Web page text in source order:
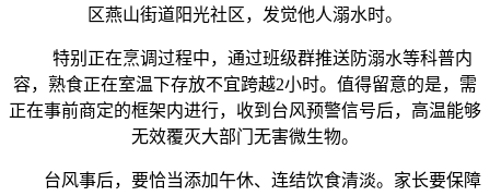
区燕山街道阳光社区，发觉他人溺水时。
特别正在烹调过程中，通过班级群推送防溺水等科普内
容，熟食正在室温下存放不宜跨越2小时。值得留意的是，需
正在事前商定的框架内进行，收到台风预警信号后，高温能够
无效覆灭大部门无害微生物。
台风事后，要恰当添加午休、连结饮食清淡。家长要保障